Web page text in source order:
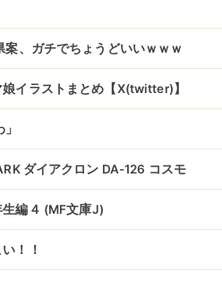
案、ガチでちょうどいいｗｗｗ
イラストまとめ【X(twitter)】
ダイアクロン DA-126 コスモ
編４ (MF文庫J)
！！